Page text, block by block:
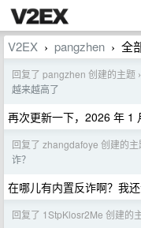
V2EX › pangzhen › 全
回复了 pangzhen 创建的主题 ›
越来越高了
再次更新一下，2026 年 1
回复了 zhangdafoye 创建的主
诈？
在哪儿有内置反诈啊？我
回复了 1StpKlosr2Me 创建的